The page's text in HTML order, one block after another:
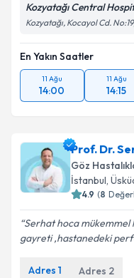
Kozyatağı Central
Kozyatağı, Kocayol Cd.
En Yakın Saatler
11 Ağu
14:00
11 Ağu
14:15
Prof. Dr.
Göz
İstanbul,
4.9 (8
Serhat hoca mükemmel
gayreti ,hastanedeki
Adres 1 Adres 2